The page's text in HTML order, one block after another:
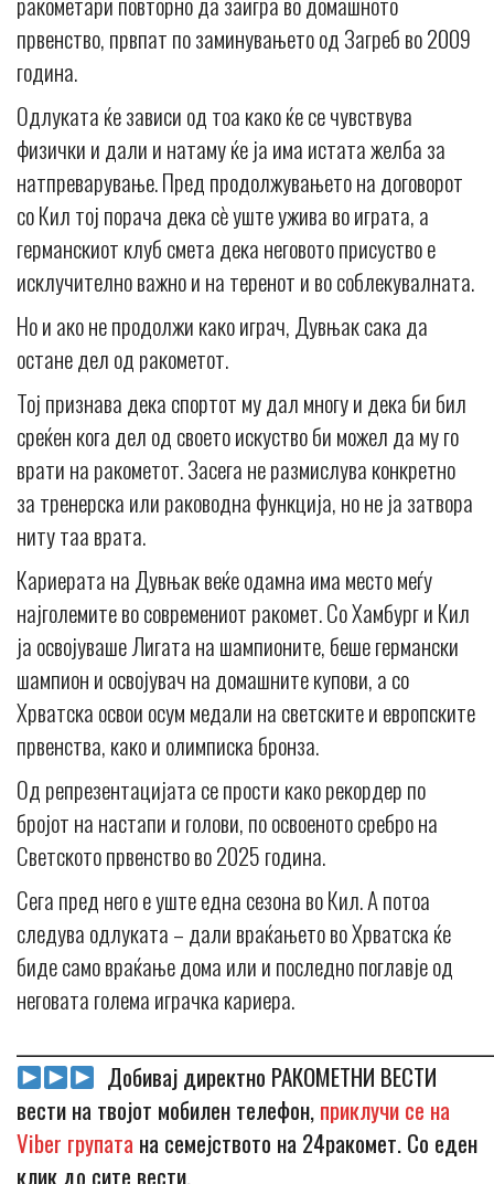
првенство, првпат по заминувањето од Загреб во 2009
година.
Одлуката ќе зависи од тоа како ќе се чувствува
физички и дали и натаму ќе ја има истата желба за
натпреварување. Пред продолжувањето на договорот
со Кил тој порача дека сè уште ужива во играта, а
германскиот клуб смета дека неговото присуство е
исклучително важно и на теренот и во соблекувалната.
Но и ако не продолжи како играч, Дувњак сака да
остане дел од ракометот.
Тој признава дека спортот му дал многу и дека би бил
среќен кога дел од своето искуство би можел да му го
врати на ракометот. Засега не размислува конкретно
за тренерска или раководна функција, но не ја затвора
ниту таа врата.
Кариерата на Дувњак веќе одамна има место меѓу
најголемите во современиот ракомет. Со Хамбург и Кил
ја освојуваше Лигата на шампионите, беше германски
шампион и освојувач на домашните купови, а со
Хрватска освои осум медали на светските и европските
првенства, како и олимписка бронза.
Од репрезентацијата се прости како рекордер по
бројот на настапи и голови, по освоеното сребро на
Светското првенство во 2025 година.
Сега пред него е уште една сезона во Кил. А потоа
следува одлуката – дали враќањето во Хрватска ќе
биде само враќање дома или и последно поглавје од
неговата голема играчка кариера.
Добивај директно РАКОМЕТНИ ВЕСТИ
вести на твојот мобилен телефон,приклучи се на
Viber групата на семејството на 24ракомет. Со еден
клик до сите вести.